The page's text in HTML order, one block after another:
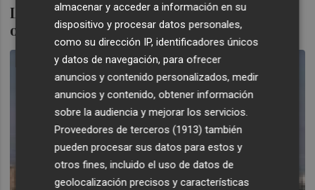
La imprevisión y los retrasos en RTVV
obligan a inyectar 15,5 millones más
almacenar y acceder a información en su
dispositivo y procesar datos personales,
como su dirección IP, identificadores únicos
y datos de navegación, para ofrecer
anuncios y contenido personalizados, medir
anuncios y contenido, obtener información
sobre la audiencia y mejorar los servicios.
Proveedores de terceros (1913) también
pueden procesar sus datos para estos y
otros fines, incluido el uso de datos de
geolocalización precisos y características